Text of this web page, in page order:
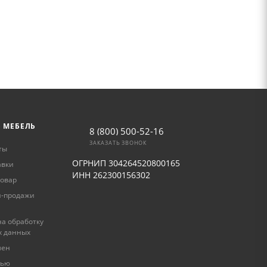
МЕБЕЛЬ
продажи
обработку
данных
8 (800) 500-52-16
ЗАКАЗАТЬ ЗВОНОК
ОГРНИП 304264520800165
ИНН 262300156302